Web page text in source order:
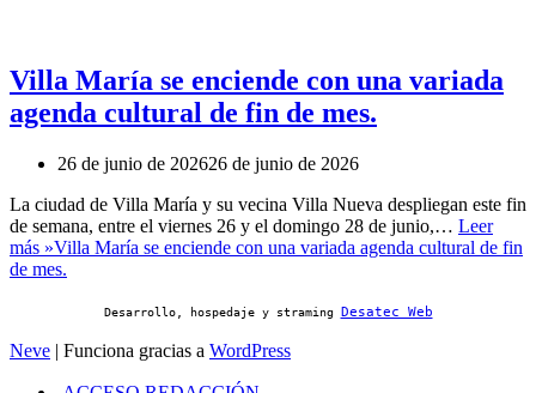
Villa María se enciende con una variada
agenda cultural de fin de mes.
26 de junio de 202626 de junio de 2026
La ciudad de Villa María y su vecina Villa Nueva despliegan este fin
de semana, entre el viernes 26 y el domingo 28 de junio,… Leer
más »Villa María se enciende con una variada agenda cultural de fin
de mes.
Desarrollo, hospedaje y straming Desatec Web
Neve | Funciona gracias a WordPress